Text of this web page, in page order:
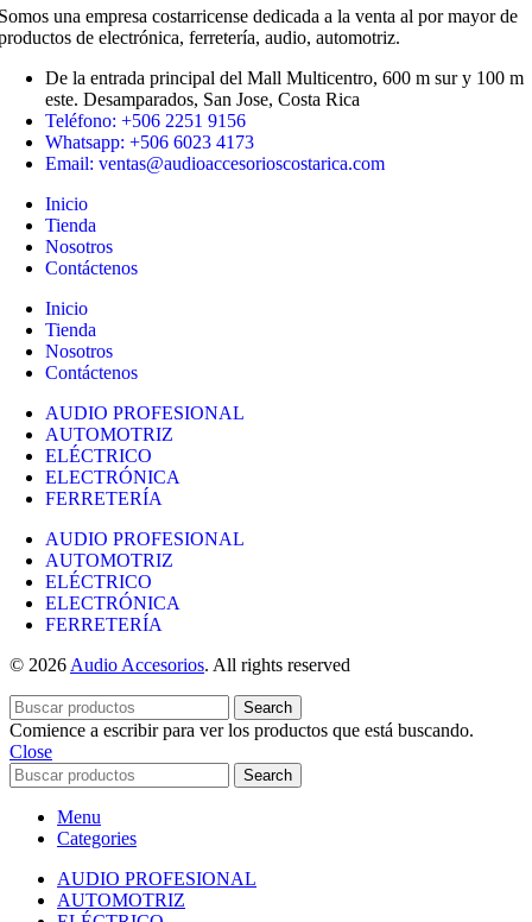
una empresa costarricense dedicada a la venta al por mayor de
de electrónica, ferretería, audio, automotriz.
De la entrada principal del Mall Multicentro, 600 m sur y 100 m
este. Desamparados, San Jose, Costa Rica
Teléfono: +506 2251 9156
Whatsapp: +506 6023 4173
Email: ventas@audioaccesorioscostarica.com
Inicio
Tienda
Nosotros
Contáctenos
Inicio
Tienda
Nosotros
Contáctenos
AUDIO PROFESIONAL
AUTOMOTRIZ
ELÉCTRICO
ELECTRÓNICA
FERRETERÍA
AUDIO PROFESIONAL
AUTOMOTRIZ
ELÉCTRICO
ELECTRÓNICA
FERRETERÍA
© 2026 Audio Accesorios. All rights reserved
Search
Comience a escribir para ver los productos que está buscando.
Close
Search
Menu
Categories
AUDIO PROFESIONAL
AUTOMOTRIZ